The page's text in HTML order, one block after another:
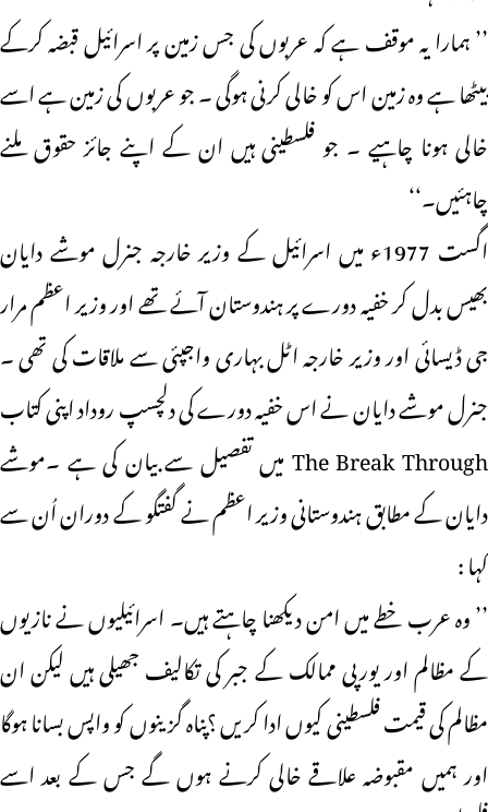
’’ ہمارا یہ موقف ہے کہ عربوں کی جس زمین پر اسرائیل قبضہ کرکے
بیٹھا ہے وہ زمین اس کو خالی کرنی ہوگی ۔ جو عربوں کی زمین ہے اسے
خالی ہونا چاہیے ۔ جو فلسطینی ہیں ان کے اپنے جائز حقوق ملنے
چاہئیں۔‘‘
اگست 1977ء میں اسرائیل کے وزیر خارجہ جنرل موشے دایان
بھیس بدل کر خفیہ دورے پر ہندوستان آئے تھے اور وزیر اعظم مرار
جی ڈیسائی اور وزیر خارجہ اٹل بہاری واجپئی سے ملاقات کی تھی ۔
جنرل موشے دایان نے اس خفیہ دورے کی دلچسپ روداد اپنی کتاب
The Break Through میں تفصیل سے بیان کی ہے ۔موشے
دایان کے مطابق ہندوستانی وزیر اعظم نے گفتگو کے دوران اُن سے
کہا :
’’ وہ عرب خطے میں امن دیکھنا چاہتے ہیں۔ اسرائیلیوں نے نازیوں
کے مظالم اور یورپی ممالک کے جبر کی تکالیف جھیلی ہیں لیکن ان
مظالم کی قیمت فلسطینی کیوں ادا کریں ؟پناہ گزینوں کو واپس بسانا ہوگا
اور ہمیں مقبوضہ علاقے خالی کرنے ہوں گے جس کے بعد اسے